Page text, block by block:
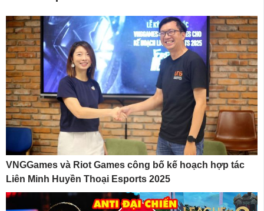
VNGGames và Riot Games công bố kế hoạch hợp tác
Liên Minh Huyền Thoại Esports 2025